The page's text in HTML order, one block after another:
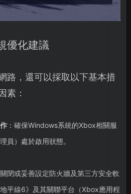
優化建議
路，還可以採取以下基本措
素：
：確保Windows系統的Xbox相關服
員）處於啟用狀態。
關閉或妥善設定防火牆及第三方安全軟
平線6》及其關聯平台（Xbox應用程